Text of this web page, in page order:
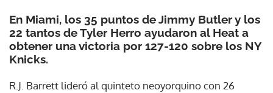
En Miami, los 35 puntos de Jimmy Butler y los
22 tantos de Tyler Herro ayudaron al Heat a
obtener una victoria por 127-120 sobre los NY
Knicks.
R.J. Barrett lideró al quinteto neoyorquino con 26